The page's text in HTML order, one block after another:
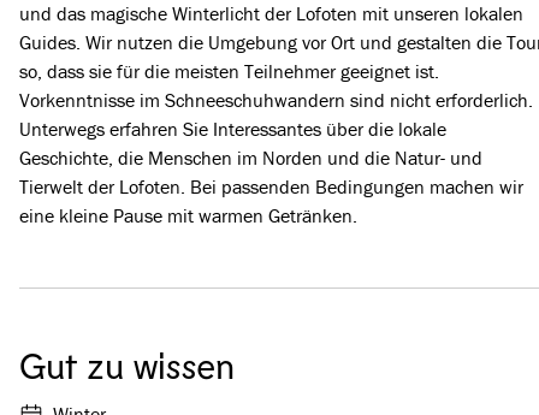
und das magische Winterlicht der Lofoten mit unseren lokalen
Guides. Wir nutzen die Umgebung vor Ort und gestalten die
so, dass sie für die meisten Teilnehmer geeignet ist.
Vorkenntnisse im Schneeschuhwandern sind nicht erforderlich.
Unterwegs erfahren Sie Interessantes über die lokale
Geschichte, die Menschen im Norden und die Natur- und
Tierwelt der Lofoten. Bei passenden Bedingungen machen wir
eine kleine Pause mit warmen Getränken.
Gut zu wissen